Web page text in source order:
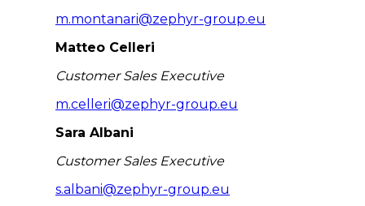
m.montanari@zephyr-group.eu
Matteo Celleri
Customer Sales Executive
m.celleri@zephyr-group.eu
Sara Albani
Customer Sales Executive
s.albani@zephyr-group.eu